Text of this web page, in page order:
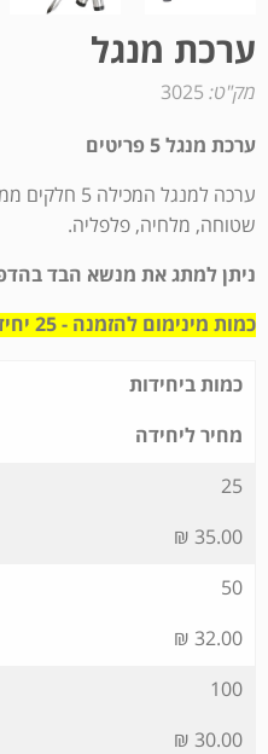
ערכת מנגל
מק"ט: 3025
ערכת מנגל 5 פריטים
ערכה למנגל
שטוחה, מלחיה, פלפליה.
ניתן למתג את מנשא הבד
כמות מינימום להזמנה - 25 יחידות.
כמות ביחידות
מחיר ליחידה
25
35.00 ₪
50
32.00 ₪
100
30.00 ₪